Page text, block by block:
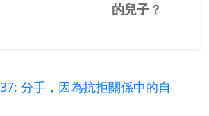
的兒子？
分手，因為抗拒關係中的自